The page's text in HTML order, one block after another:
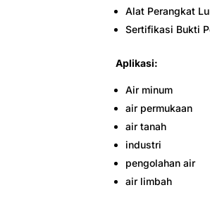
Alat Perangkat
Sertifikasi Bukti
Aplikasi:
Air minum
air permukaan
air tanah
industri
pengolahan air
air limbah